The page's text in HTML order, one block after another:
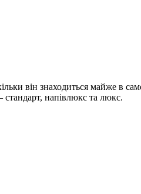
він знаходиться майже в
стандарт, напівлюкс та люкс.